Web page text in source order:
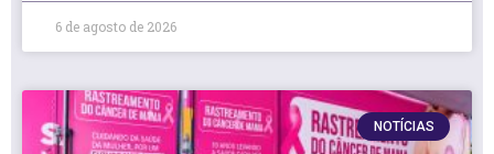
6 de agosto de 2026
NOTÍCIAS